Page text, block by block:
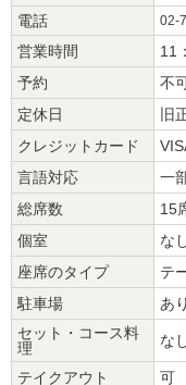
電話
02-
営業時間
11
予約
不
定休日
旧
クレジットカード
言語対応
一
総席数
15
個室
な
座席のタイプ
テ
駐車場
あり
セット・コース料
理
テイクアウト
可